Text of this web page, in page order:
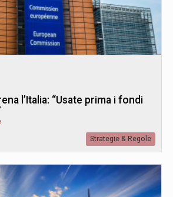
l’Italia: “Usate prima i fondi
Strategie & Regole